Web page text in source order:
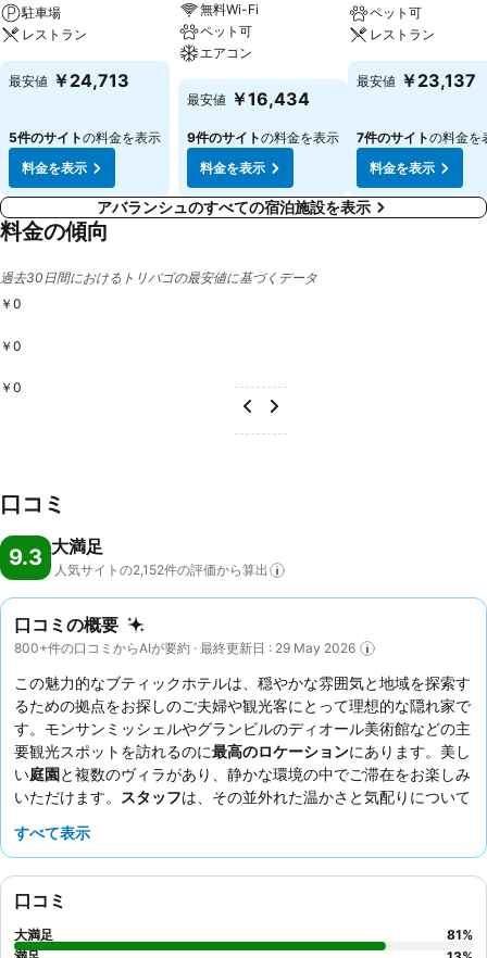
駐車場
レストラン
最安値 ￥24,713
5件のサイトの料金を表示
料金を表示
無料Wi-Fi
ペット可
エアコン
最安値 ￥16,434
9件のサイトの料金を表示
料金を表示
ペット可
レストラン
最安値 ￥23,137
7件のサイトの料金を
料金を表示
アバランシュのすべての宿泊施設を表示
料金の傾向
過去30日間におけるトリバゴの最安値に基づくデータ
￥0
￥0
￥0
口コミ
9.3 大満足
人気サイトの2,152件の評価から算出
口コミの概要
800+件の口コミからAIが要約 · 最終更新日 : 29 May 2026
この魅力的なブティックホテルは、穏やかな雰囲気と地域を探索す
るための拠点をお探しのご夫婦や観光客にとって理想的な隠れ家で
す。モンサンミッシェルやグランビルのディオール美術館などの主
要観光スポットを訪れるのに最高のロケーションにあります。美し
い庭園と複数のヴィラがあり、静かな環境の中でご滞在をお楽しみ
いただけます。
スタッフは、その並外れた温かさと気配りについて
ディナー体験をさらに引き立てています。心から穏やかな体験をす
すべて表示
口コミ
大満足 81%